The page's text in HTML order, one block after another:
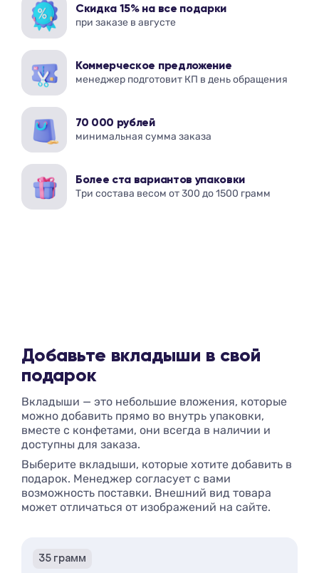
Скидка 15% на все подарки
при заказе в августе
Коммерческое предложение
менеджер подготовит КП в день обращения
70 000 рублей
минимальная сумма заказа
Более ста вариантов упаковки
Три состава весом от 300 до 1500 грамм
Добавьте вкладыши в свой
подарок
Вкладыши — это небольшие вложения, которые
можно добавить прямо во внутрь упаковки,
вместе с конфетами, они всегда в наличии и
доступны для заказа.
Выберите вкладыши, которые хотите добавить в
подарок. Менеджер согласует с вами
возможность поставки. Внешний вид товара
может отличаться от изображений на сайте.
35 грамм